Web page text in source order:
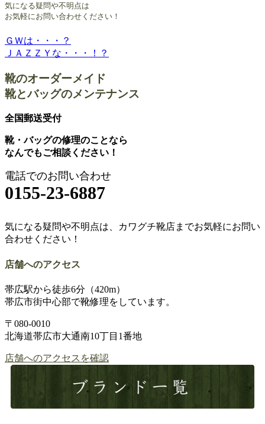
気になる疑問や不明点は
お気軽にお問い合わせください！
投
稿
ナ
ビ
ゲ
ー
シ
ョ
ン
ＧＷは・・・？
ＪＡＺＺＹな・・・！？
靴のオーダーメイド
靴とバッグのメンテナンス
全国郵送受付
靴・バッグの修理のことなら
なんでもご相談ください！
電話でのお問い合わせ
0155-23-6887
気になる疑問や不明点は、カワグチ靴店までお気軽にお問い
合わせください！
店舗へのアクセス
帯広駅から徒歩6分（420m）
帯広市街中心部で靴修理をしています。
〒080-0010
北海道帯広市大通南10丁目1番地
店舗へのアクセスを確認